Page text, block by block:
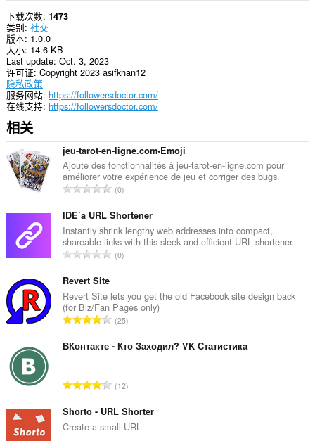
下载次数 1473
类别 社交
版本 1.0.0
大小 14.6 KB
Last update Oct. 3, 2023
许可证 Copyright 2023 asifkhan12
隐私政策
服务网站 https://followersdoctor.com/
在线支持 https://followersdoctor.com/
相关
jeu-tarot-en-ligne.com•Emoji
Ajoute des fonctionnalités à jeu-tarot-en-ligne.com pour
améliorer votre expérience de jeu et corriger des bugs.
总
分
次
数
：
0
IDE`a URL Shortener
Instantly shrink lengthy web addresses into compact,
shareable links with this sleek and efficient URL shortener.
总
次
数
：
0
Revert Site
Revert Site lets you get the old Facebook site design back
(for Biz/Fan Pages only)
总
分
：
25
ВКонтакте - Кто Заходил? VK Статистика
总
分
次
12
Shorto - URL Shorter
Create a small URL